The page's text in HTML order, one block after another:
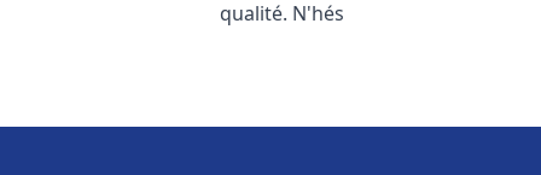
qualité. N'hés